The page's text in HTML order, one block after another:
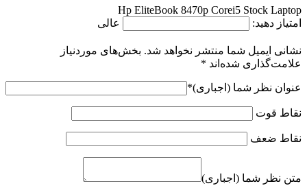
Hp EliteBook 8470p Corei5 Stock Laptop
امتیاز دهید:
عالی
نشانی ایمیل شما منتشر نخواهد شد. بخش‌های موردنیاز
علامت‌گذاری شده‌اند *
عنوان نظر شما (اجباری)*
نقاط قوت
نقاط ضعف
متن نظر شما (اجباری)